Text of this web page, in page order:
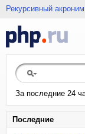
Рекурсивный акроним
За последние 24
Последние